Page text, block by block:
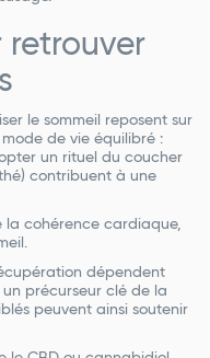
retrouver
le sommeil reposent sur
de vie équilibré :
un rituel du coucher
contribuent à une
la cohérence cardiaque,
dépendent
précurseur clé de la
peuvent ainsi soutenir